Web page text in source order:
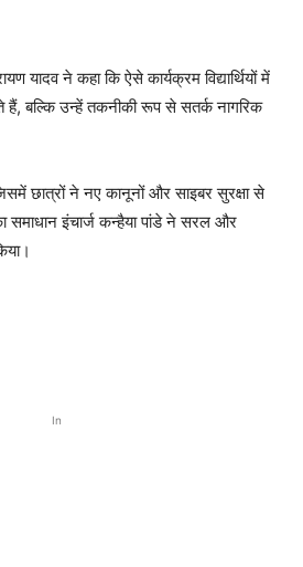
यादव ने कहा कि ऐसे कार्यक्रम विद्यार्थियों में
बल्कि उन्हें तकनीकी रूप से सतर्क नागरिक
छात्रों ने नए कानूनों और साइबर सुरक्षा से
समाधान इंचार्ज कन्हैया पांडे ने सरल और
In